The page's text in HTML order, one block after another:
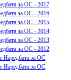
за ОС - 2017
за ОС - 2016
за ОС - 2015
за ОС - 2014
за ОС - 2013
за ОС - 2012
Наредбата за ОС
Наредбата за ОС